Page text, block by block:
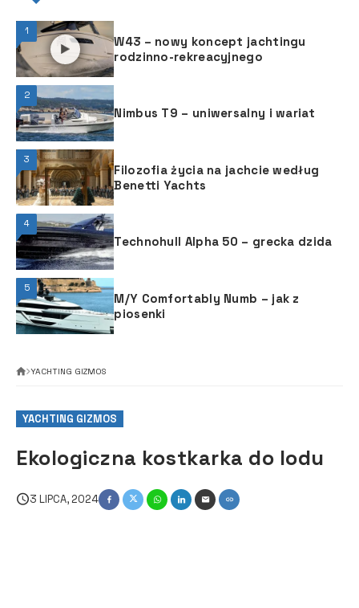
1
W43 – nowy koncept jachtingu
rodzinno-rekreacyjnego
2
Nimbus T9 – uniwersalny i wariat
3
Filozofia życia na jachcie według
Benetti Yachts
4
Technohull Alpha 50 – grecka dzida
5
M/Y Comfortably Numb – jak z
piosenki
YACHTING GIZMOS
YACHTING GIZMOS
Ekologiczna kostkarka do lodu
3 LIPCA, 2024